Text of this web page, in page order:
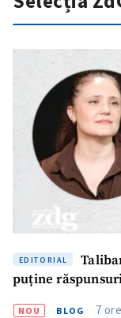
EDITORIAL
puține
NOU BLOG 7